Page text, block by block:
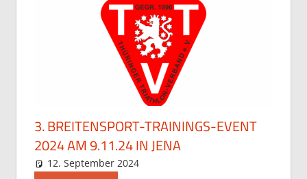
3. BREITENSPORT-TRAININGS-EVENT
2024 AM 9.11.24 IN JENA
12. September 2024